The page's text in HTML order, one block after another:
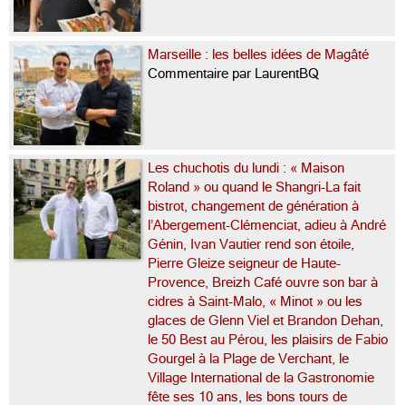
Marseille : les belles idées de Magâté
Commentaire par LaurentBQ
Les chuchotis du lundi : « Maison
Roland » ou quand le Shangri-La fait
bistrot, changement de génération à
l’Abergement-Clémenciat, adieu à André
Génin, Ivan Vautier rend son étoile,
Pierre Gleize seigneur de Haute-
Provence, Breizh Café ouvre son bar à
cidres à Saint-Malo, « Minot » ou les
glaces de Glenn Viel et Brandon Dehan,
le 50 Best au Pérou, les plaisirs de Fabio
Gourgel à la Plage de Verchant, le
Village International de la Gastronomie
fête ses 10 ans, les bons tours de